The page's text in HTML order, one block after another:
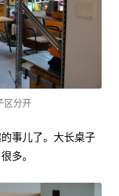
区分开
事儿了。大长桌子
多。